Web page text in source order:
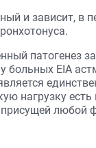
и зависит, в
патогенез
EIA
нагрузку есть
любой